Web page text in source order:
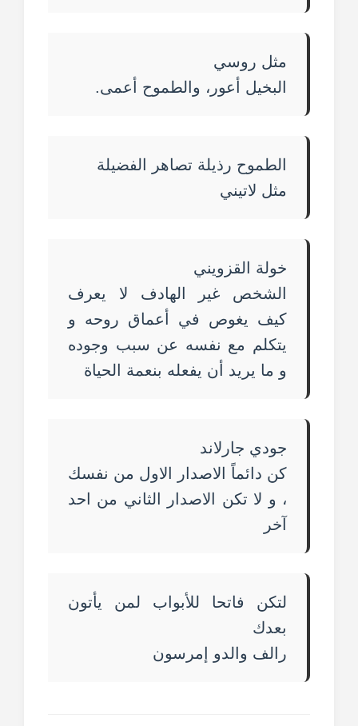
مثل روسي
البخيل أعور، والطموح أعمى.
الطموح رذيلة تصاهر الفضيلة
مثل لاتيني
خولة القزويني
الشخص غير الهادف لا يعرف
كيف يغوص في أعماق روحه و
يتكلم مع نفسه عن سبب وجوده
و ما يريد أن يفعله بنعمة الحياة
جودي جارلاند
كن دائماً الاصدار الاول من نفسك
، و لا تكن الاصدار الثاني من احد
آخر
لتكن فاتحا للأبواب لمن يأتون
بعدك
رالف والدو إمرسون